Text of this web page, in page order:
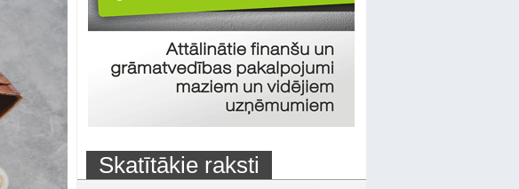
Skatītākie raksti